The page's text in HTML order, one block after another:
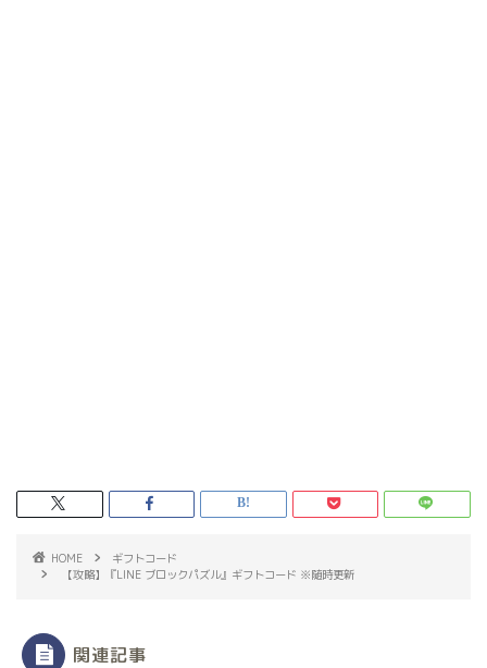
HOME
ギフトコード
【攻略】『LINE ブロックパズル』ギフトコード ※随時更新
関連記事